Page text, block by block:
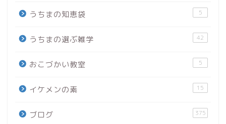
うちまの知恵袋 5
うちまの選ぶ雑学 42
おこづかい教室 5
イケメンの素 15
ブログ 375